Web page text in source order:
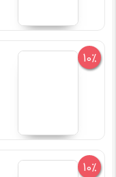
10%
10%